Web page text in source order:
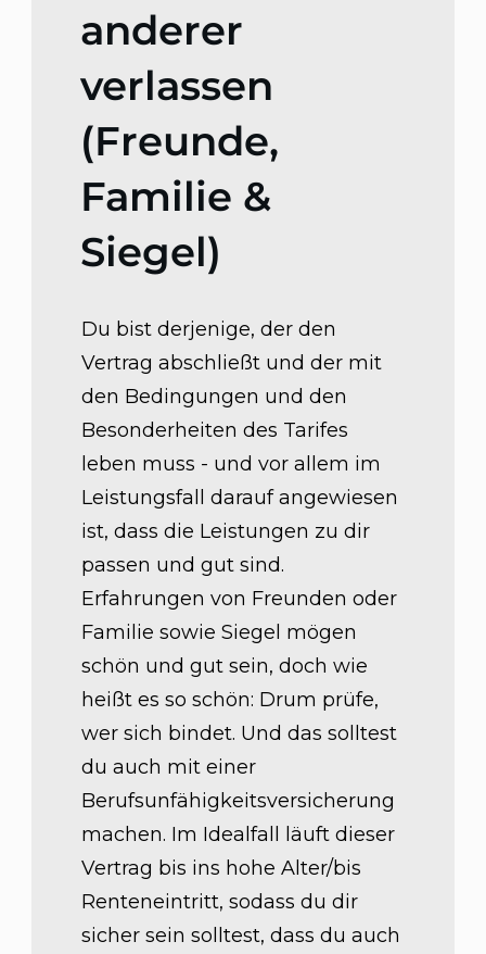
anderer
verlassen
(Freunde,
Familie &
Siegel)
Du bist derjenige, der den
Vertrag abschließt und der mit
den Bedingungen und den
Besonderheiten des Tarifes
leben muss - und vor allem im
Leistungsfall darauf angewiesen
ist, dass die Leistungen zu dir
passen und gut sind.
Erfahrungen von Freunden oder
Familie sowie Siegel mögen
schön und gut sein, doch wie
heißt es so schön: Drum prüfe,
wer sich bindet. Und das solltest
du auch mit einer
Berufsunfähigkeitsversicherung
machen. Im Idealfall läuft dieser
Vertrag bis ins hohe Alter/bis
Renteneintritt, sodass du dir
sicher sein solltest, dass du auch